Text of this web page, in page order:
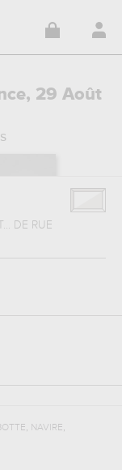
29 Août
DE RUE
, NAVIRE,